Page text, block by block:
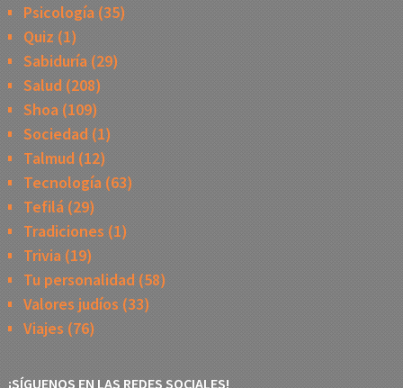
Psicología(35)
Quiz (1)
Sabiduría(29)
Salud (208)
Shoa(109)
Sociedad(1)
Talmud (12)
Tecnología(63)
Tefilá(29)
Tradiciones (1)
Trivia(19)
Tu personalidad(58)
Valores judíos (33)
Viajes (76)
¡SÍGUENOS EN LAS REDES SOCIALES!